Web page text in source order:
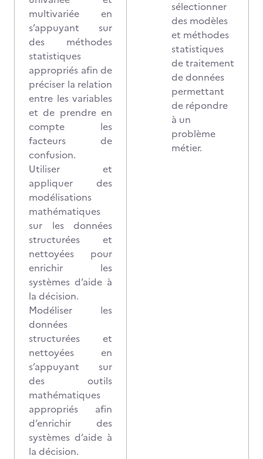
multivariée en
s’appuyant sur
des méthodes
statistiques
appropriés afin de
préciser la relation
entre les variables
et de prendre en
compte les
facteurs de
confusion.
Utiliser et
appliquer des
modélisations
mathématiques
sur les données
structurées et
nettoyées pour
enrichir les
systèmes d’aide à
la décision.
Modéliser les
données
structurées et
nettoyées en
s’appuyant sur
des outils
mathématiques
appropriés afin
d’enrichir des
systèmes d’aide à
la décision.
sélectionner
des modèles
et méthodes
statistiques
de traitement
de données
permettant
de répondre
à un
problème
métier.